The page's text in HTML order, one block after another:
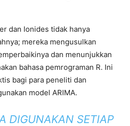
dan Ionides tidak hanya
mereka mengusulkan
dan menunjukkan
bahasa pemrograman R. Ini
bagi para peneliti dan
model ARIMA.
DIGUNAKAN SETIAP